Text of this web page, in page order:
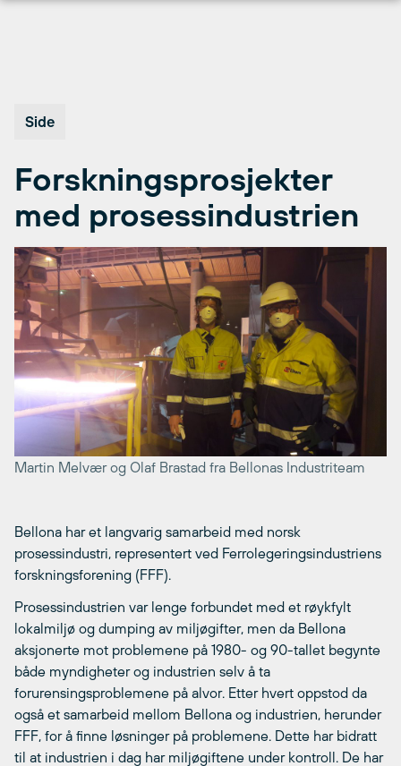
Side
Forskningsprosjekter
med prosessindustrien
Martin Melvær og Olaf Brastad fra Bellonas Industriteam
Bellona har et langvarig samarbeid med norsk
prosessindustri, representert ved Ferrolegeringsindustriens
forskningsforening (FFF).
Prosessindustrien var lenge forbundet med et røykfylt
lokalmiljø og dumping av miljøgifter, men da Bellona
aksjonerte mot problemene på 1980- og 90-tallet begynte
både myndigheter og industrien selv å ta
forurensingsproblemene på alvor. Etter hvert oppstod da
også et samarbeid mellom Bellona og industrien, herunder
FFF, for å finne løsninger på problemene. Dette har bidratt
til at industrien i dag har miljøgiftene under kontroll. De har